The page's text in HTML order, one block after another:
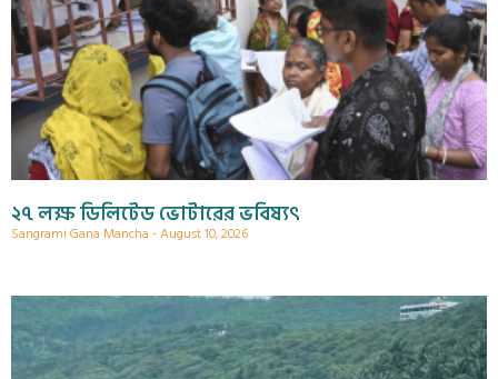
২৭ লক্ষ ডিলিটেড ভোটারের ভবিষ্যৎ
Sangrami Gana Mancha August 10, 2026